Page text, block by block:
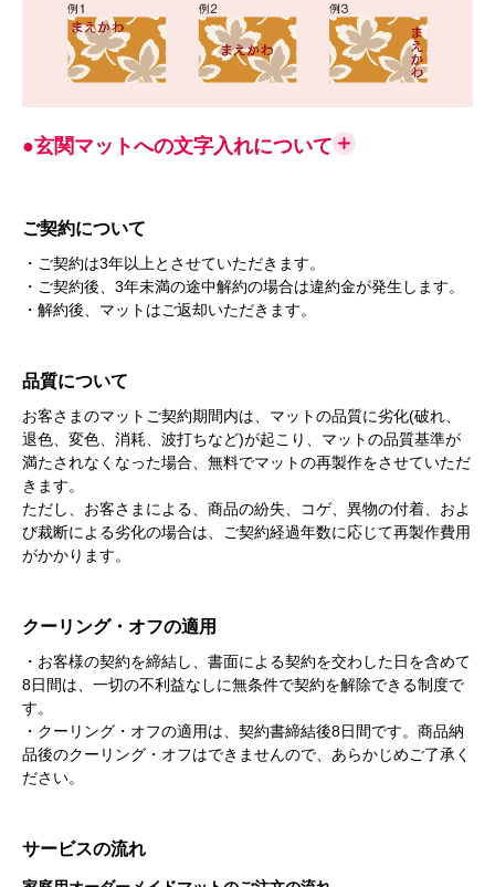
●玄関マットへの文字入れについて
ご契約について
・ご契約は3年以上とさせていただきます。
・ご契約後、3年未満の途中解約の場合は違約金が発生します。
・解約後、マットはご返却いただきます。
品質について
お客さまのマットご契約期間内は、マットの品質に劣化(破れ、
退色、変色、消耗、波打ちなど)が起こり、マットの品質基準が
満たされなくなった場合、無料でマットの再製作をさせていただ
きます。
ただし、お客さまによる、商品の紛失、コゲ、異物の付着、およ
び裁断による劣化の場合は、ご契約経過年数に応じて再製作費用
がかかります。
クーリング・オフの適用
・お客様の契約を締結し、書面による契約を交わした日を含めて
8日間は、一切の不利益なしに無条件で契約を解除できる制度で
す。
・クーリング・オフの適用は、契約書締結後8日間です。商品納
品後のクーリング・オフはできませんので、あらかじめご了承く
ださい。
サービスの流れ